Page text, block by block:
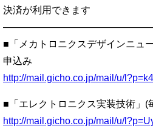
決済が利用できます
■「メカトロニクスデザインニュ
申込み
http://mail.gicho.co.jp/mail/u/
■「エレクトロニクス実装技術」(
http://mail.gicho.co.jp/mail/u/